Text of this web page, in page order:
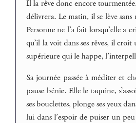
Il la rêve donc encore
délivrera. Le matin, il se lève
Personne ne l’a fait lorsqu’elle a
qu’il la voit dans ses rêves, il
supérieure qui le happe,
Sa journée passée à méditer et
pause bénie. Elle le taquine,
ses bouclettes, plonge ses yeux
lui dans l’espoir de puiser un